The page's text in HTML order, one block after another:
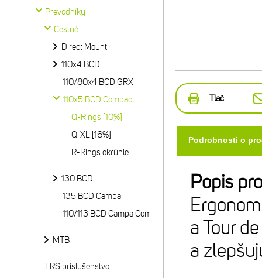
Tlač
Podrobnosti o
Popis
a Tour
a
Prevodníky
Cestné
Direct Mount
110x4 BCD
110/80x4 BCD GRX
110x5 BCD Compact
Q-Rings [10%]
Q-XL [16%]
R-Rings okrúhle
130 BCD
135 BCD Campa
110/113 BCD Campa Compact
MTB
LRS príslušenstvo